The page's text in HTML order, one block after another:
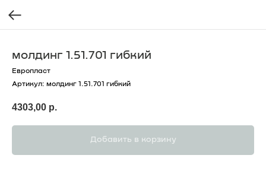
молдинг 1.51.701 гибкий
Европласт
Артикул: молдинг 1.51.701 гибкий
4303,00 р.
Добавить в корзину